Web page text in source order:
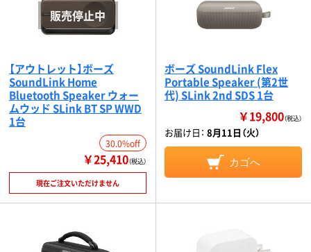
【アウトレット】ボーズ
SoundLink Home
Bluetooth Speaker ウォー
ムウッド SLink BT SP WWD
1台
30.0%off
￥25,410（税込）
現在ご注文いただけません
ボーズ SoundLink Flex
Portable Speaker (第2世
代) SLink 2nd SDS 1台
￥19,800（税込）
お届け日： 8月11日（火）
カゴへ